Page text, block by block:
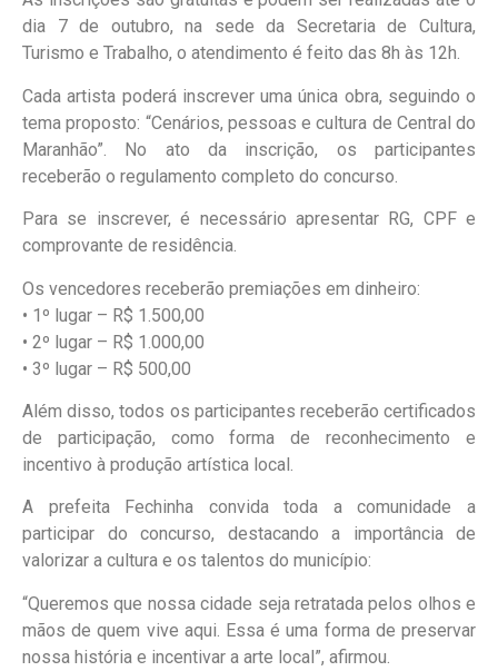
dia 7 de outubro, na sede da Secretaria de Cultura,
Turismo e Trabalho, o atendimento é feito das 8h às 12h.
Cada artista poderá inscrever uma única obra, seguindo o
tema proposto: “Cenários, pessoas e cultura de Central do
Maranhão”. No ato da inscrição, os participantes
receberão o regulamento completo do concurso.
Para se inscrever, é necessário apresentar RG, CPF e
comprovante de residência.
Os vencedores receberão premiações em dinheiro:
• 1º lugar – R$ 1.500,00
• 2º lugar – R$ 1.000,00
• 3º lugar – R$ 500,00
Além disso, todos os participantes receberão certificados
de participação, como forma de reconhecimento e
incentivo à produção artística local.
A prefeita Fechinha convida toda a comunidade a
participar do concurso, destacando a importância de
valorizar a cultura e os talentos do município:
“Queremos que nossa cidade seja retratada pelos olhos e
mãos de quem vive aqui. Essa é uma forma de preservar
nossa história e incentivar a arte local”, afirmou.